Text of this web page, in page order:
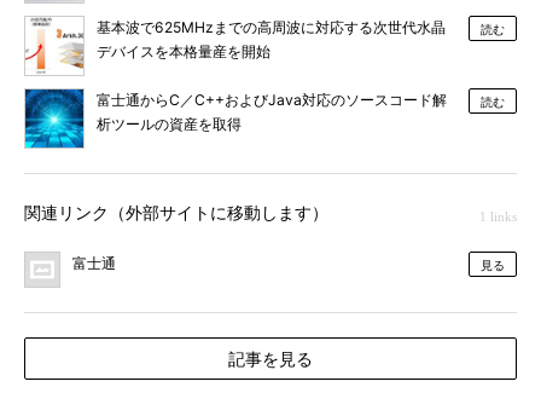
基本波で625MHzまでの高周波に対応する次世代水晶
デバイスを本格量産を開始
読む
富士通からC／C++およびJava対応のソースコード解
析ツールの資産を取得
読む
関連リンク（外部サイトに移動します） 1 links
富士通 見る
記事を見る